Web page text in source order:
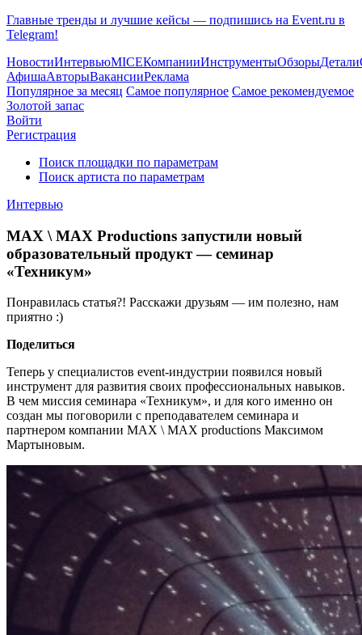
Главные тренды и лучшие кейсы — подпишись на Event.ru в
Telegram!
НовостиИнтервьюMICEКомпанииИнструментыОбзорыДетали
АфишаАвторыВакансииРеклама
Популярное за месяц Самое популярное Самое рекомендуемое
Золотой запас
Войти
Регистрация
Поиск площадки по параметрам
Поиск артиста по параметрам
Интервью
MAX \ MAX Productions запустили новый
образовательный продукт — семинар
«Техникум»
Понравилась статья?! Расскажи друзьям — им полезно, нам
приятно :)
Поделиться
Теперь у специалистов event-индустрии появился новый
инструмент для развития своих профессиональных навыков.
В чем миссия семинара «Техникум», и для кого именно он
создан мы поговорили с преподавателем семинара и
партнером компании MAX \ MAX productions Максимом
Мартыновым.